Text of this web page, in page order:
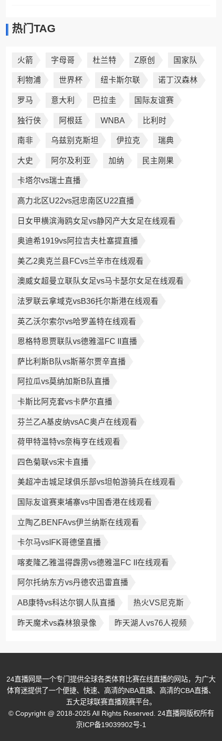
热门TAG
火箭 字母哥 杜兰特 Z原创 国家队
利物浦 世界杯 纽卡斯尔联 诺丁汉森林
罗马 意大利 巴拉圭 国际友谊赛
独行侠 阿根廷 WNBA 比利时
南非 乌兹别克斯坦 伊拉克 瑞典
大史 阿尔及利亚 加纳 民主刚果
卡塔尔vs瑞士直播
高力北区U22vs冠忠南区U22直播
日女甲横滨海鸥女足vs静冈产大女足在线观看
奥迪希1919vs阿拉吉夫杜塞提直播
美乙2奥克兰县FCvs兰辛市在线观看
澳威女超曼立联队女足vs马卡瑟尔女足在线观看
法罗联云拿域克vsB36托尔斯港在线观看
英乙沃尔索尔vs哈罗盖特在线观看
恩格特恩贾联队vs德雅温FC II直播
萨比利斯B队vs斯蒂尔贾辛直播
阿拉瓜vs莫纳加斯B队直播
卡斯比阿克套vs卡萨尔直播
芬兰乙A基皮纳vsAC奥卢在线观看
荷甲特温特vs奈梅亨在线观看
四色菊联vs宋卡直播
美超冲击城足球俱乐部vs坦帕游骑兵在线观看
国际友谊赛柬埔寨vs中国香港在线观看
立陶乙BENFAvs伊兰纳斯在线观看
卡尔马vsIFK哥德堡直播
喀麦隆乙雅温得霹雳vs德雅温FC II在线观看
阿尔托纳东方vs丹德农迅雷直播
AB康特vs科达尔钢人队直播 热火VS尼克斯
昨天魔术vs森林狼录像 昨天湖人vs76人视频
24直播网是一个专门提供全球各类体育比赛在线直播的网站，为广大
体育迷提供了一个便捷、快速、高清的NBA直播、高清的CBA直播、
五大足球联赛直播观赛平台。
© Copyright @ 2018-2025 All Rights Reserved. 24直播网版权所有
京ICP备19039902号-1